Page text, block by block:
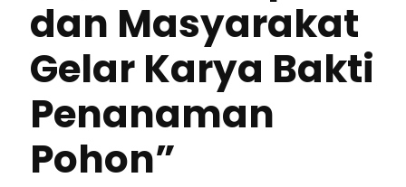
dan Masyarakat
Gelar Karya Bakti
Penanaman
Pohon”